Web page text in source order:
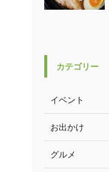
カテゴリー
イベント
お出かけ
グルメ